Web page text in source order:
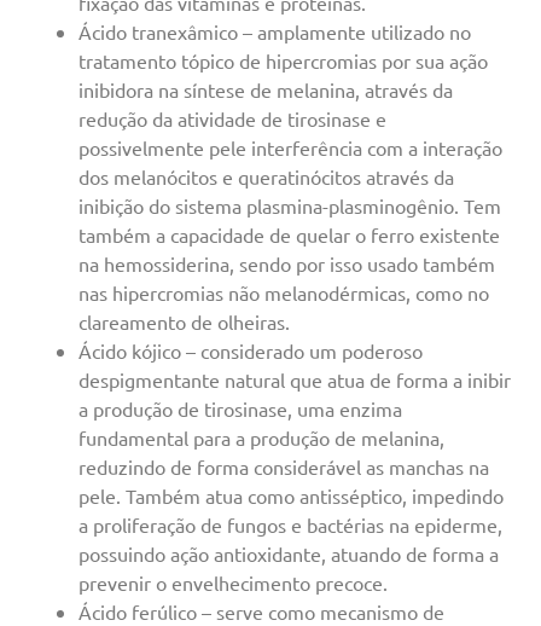
Ácido tranexâmico – amplamente utilizado no
tratamento tópico de hipercromias por sua ação
inibidora na síntese de melanina, através da
redução da atividade de tirosinase e
possivelmente pele interferência com a interação
dos melanócitos e queratinócitos através da
inibição do sistema plasmina-plasminogênio. Tem
também a capacidade de quelar o ferro existente
na hemossiderina, sendo por isso usado também
nas hipercromias não melanodérmicas, como no
clareamento de olheiras.
Ácido kójico – considerado um poderoso
despigmentante natural que atua de forma a inibir
a produção de tirosinase, uma enzima
fundamental para a produção de melanina,
reduzindo de forma considerável as manchas na
pele. Também atua como antisséptico, impedindo
a proliferação de fungos e bactérias na epiderme,
possuindo ação antioxidante, atuando de forma a
prevenir o envelhecimento precoce.
Ácido ferúlico – serve como mecanismo de